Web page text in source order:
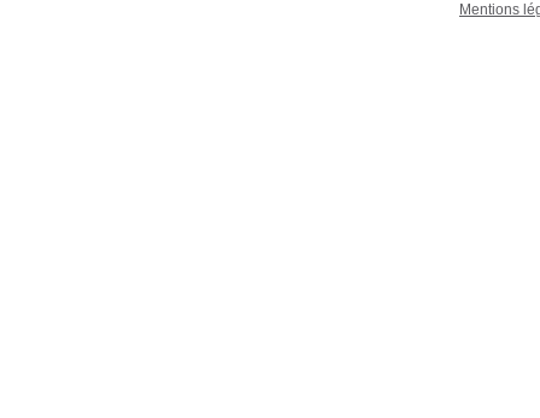
Mentions